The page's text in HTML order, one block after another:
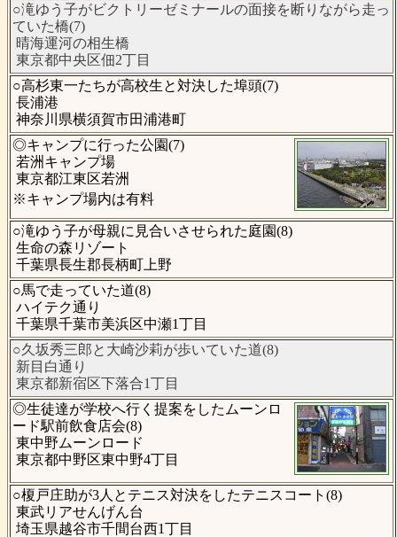
○滝ゆう子がビクトリーゼミナールの面接を断りながら走っ
ていた橋(7)
晴海運河の相生橋
東京都中央区佃2丁目
○高杉東一たちが高校生と対決した埠頭(7)
長浦港
神奈川県横須賀市田浦港町
◎キャンプに行った公園(7)
若洲キャンプ場
東京都江東区若洲
※キャンプ場内は有料
○滝ゆう子が母親に見合いさせられた庭園(8)
生命の森リゾート
千葉県長生郡長柄町上野
○馬で走っていた道(8)
ハイテク通り
千葉県千葉市美浜区中瀬1丁目
○久坂秀三郎と大崎沙莉が歩いていた道(8)
新目白通り
東京都新宿区下落合1丁目
◎生徒達が学校へ行く提案をしたムーンロ
ード駅前飲食店会(8)
東中野ムーンロード
東京都中野区東中野4丁目
○榎戸庄助が3人とテニス対決をしたテニスコート(8)
東武リアせんげん台
埼玉県越谷市千間台西1丁目